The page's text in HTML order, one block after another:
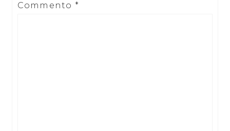
Commento *